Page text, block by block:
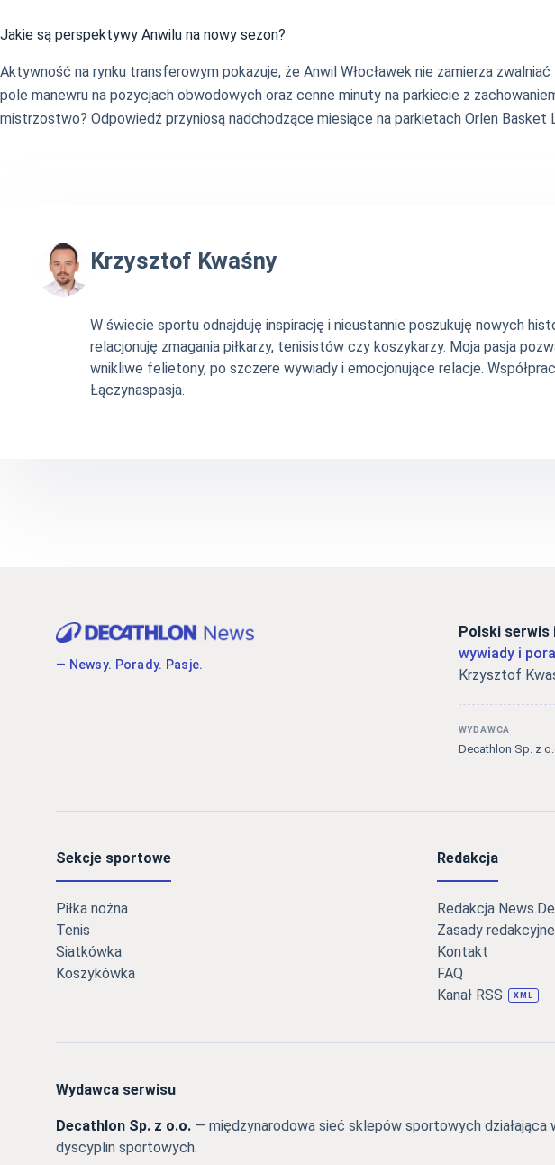
Jakie są perspektywy Anwilu na nowy sezon?
Aktywność na rynku transferowym pokazuje, że Anwil Włocławek nie zamierza
pole manewru na pozycjach obwodowych oraz cenne minuty na parkiecie z
mistrzostwo? Odpowiedź przyniosą nadchodzące miesiące na parkietach Orlen Basket
Krzysztof Kwaśny
W świecie sportu odnajduję inspirację i nieustannie poszukuję nowych
relacjonuję zmagania piłkarzy, tenisistów czy koszykarzy. Moja pasja
wnikliwe felietony, po szczere wywiady i emocjonujące relacje.
Łączynaspasja.
— Newsy. Porady. Pasje.
Polski serwis
wywiady i
Krzysztof
WYDAWCA
Decathlon Sp. z
Sekcje sportowe
Piłka nożna
Tenis
Siatkówka
Koszykówka
Redakcja
Redakcja
Zasady redakcyjne
Kontakt
FAQ
Kanał RSS
XML
Wydawca serwisu
Decathlon Sp. z o.o. — międzynarodowa sieć sklepów sportowych
dyscyplin sportowych.